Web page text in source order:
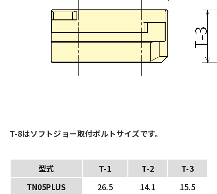
T-8はソフトジョー取付ボルトサイズです。
型式 T-1 T-2
T-3
TN05PLUS
26.5 14.1 15.5